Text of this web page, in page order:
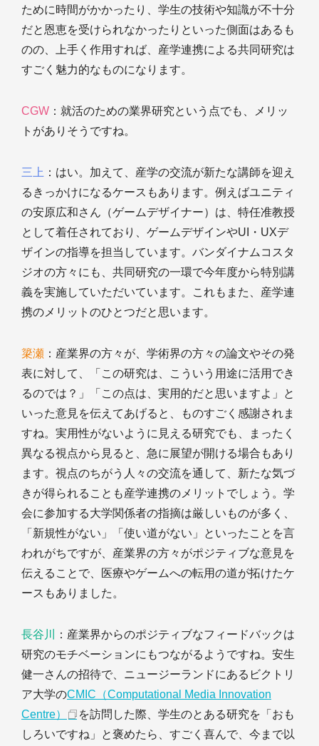
ために時間がかかったり、学生の技術や知識が不十分
だと恩恵を受けられなかったりといった側面はあるも
のの、上手く作用すれば、産学連携による共同研究は
すごく魅力的なものになります。
CGW ：就活のための業界研究という点でも、メリッ
トがありそうですね。
三上 ：はい。加えて、産学の交流が新たな講師を迎え
るきっかけになるケースもあります。例えばユニティ
の安原広和さん（ゲームデザイナー）は、特任准教授
として着任されており、ゲームデザインやUI・UXデ
ザインの指導を担当しています。バンダイナムコスタ
ジオの方々にも、共同研究の一環で今年度から特別講
義を実施していただいています。これもまた、産学連
携のメリットのひとつだと思います。
簗瀬 ：産業界の方々が、学術界の方々の論文やその発
表に対して、「この研究は、こういう用途に活用でき
るのでは？」「この点は、実用的だと思いますよ」と
いった意見を伝えてあげると、ものすごく感謝されま
すね。実用性がないように見える研究でも、まったく
異なる視点から見ると、急に展望が開ける場合もあり
ます。視点のちがう人々の交流を通して、新たな気づ
きが得られることも産学連携のメリットでしょう。学
会に参加する大学関係者の指摘は厳しいものが多く、
「新規性がない」「使い道がない」といったことを言
われがちですが、産業界の方々がポジティブな意見を
伝えることで、医療やゲームへの転用の道が拓けたケ
ースもありました。
長谷川
：産業界からのポジティブなフィードバックは
研究のモチベーションにもつながるようですね。安生
健一さんの招待で、ニュージーランドにあるビクトリ
ア大学のCMIC（Computational Media Innovation
Centre）
を訪問した際、学生のとある研究を「おも
しろいですね」と褒めたら、すごく喜んで、今まで以